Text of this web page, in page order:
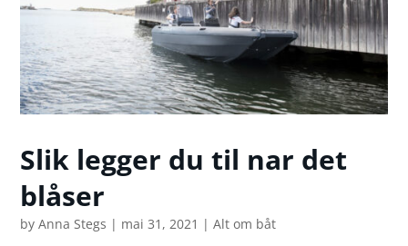
Slik legger du til nar det
blåser
byAnna Stegs | mai 31, 2021 |Alt om båt